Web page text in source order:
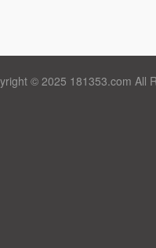
© 2025 181353.com All